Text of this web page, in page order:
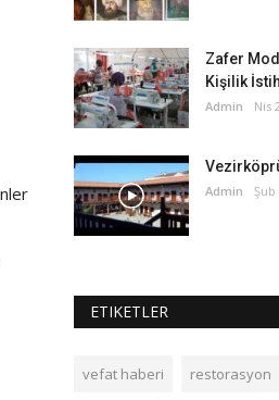
Zafer
Kişilik
Admin Nis
Admin Şub
ETIKETLER
vefat haberi restorasyon